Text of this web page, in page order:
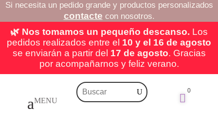
Si necesita un pedido grande y productos personalizados
contacte con nosotros.
🌿 Nos tomamos un pequeño descanso. Los
pedidos realizados entre el 10 y el 16 de agosto
se enviarán a partir del 17 de agosto. Gracias
por acompañarnos y feliz verano.

0